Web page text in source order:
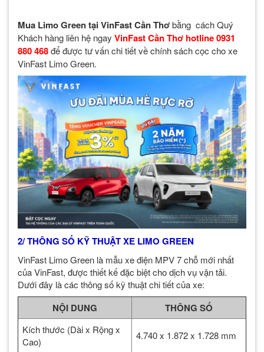
Mua Limo Green tại VinFast Cần Thơbằng cách Quý
Khách hàng liên hệ ngay VinFast Cần Thơ hotline 0931
880 468để được tư vấn chi tiết về chính sách cọc cho xe
VinFast Limo Green.
2/ THÔNG SỐ KỸ THUẬT XE LIMO GREEN
VinFast Limo Green là mẫu xe điện MPV 7 chỗ mới nhất
của VinFast, được thiết kế đặc biệt cho dịch vụ vận tải.
Dưới đây là các thông số kỹ thuật chi tiết của xe:
NỘI DUNG THÔNG SỐ
Kích thước (Dài x Rộng x
Cao)
4.740 x 1.872 x 1.728 mm